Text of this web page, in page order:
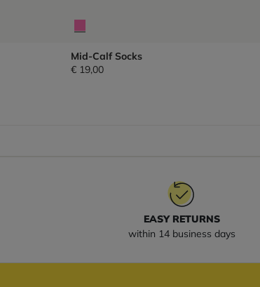
Mid-Calf Socks
€ 19,00
EASY RETURNS
within 14 business days